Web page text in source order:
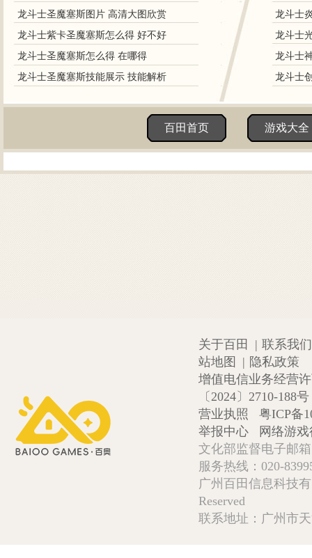
龙斗士圣魔塞斯图片 高清大图欣赏
龙斗士紫卡圣魔塞斯怎么得 好不好
龙斗士圣魔塞斯怎么得 在哪得
龙斗士圣魔塞斯技能展示 技能解析
百田首页 游戏大全
关于百田 | 联系我们
站地图
| 隐私政策
增值电信业务经营
〔2024〕2710-188号
营业执照
粤ICP备
举报中心
网络游
文化部监督电子邮
服务热线：020-
广州百田信息科技
Reserved
联系地址：广州市